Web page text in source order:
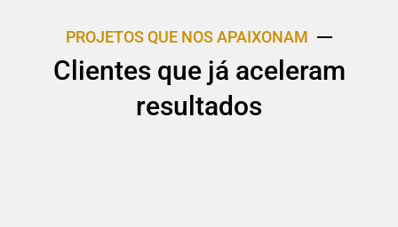
PROJETOS QUE NOS APAIXONAM
Clientes que já aceleram
resultados